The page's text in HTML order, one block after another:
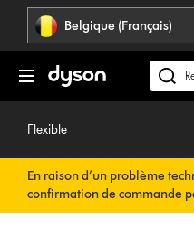
Sauter
pages
Belgique (Français)
des
Flexible
En raison d’un problème
confirmation de commande
retardé. Nous travaillons